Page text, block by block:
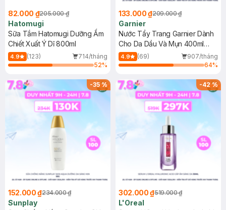
82.000 ₫205.000 ₫
Hatomugi
Sữa Tắm Hatomugi Dưỡng Ẩm
Chiết Xuất Ý Dĩ 800ml
4.9 (123)
714/tháng
52%
133.000 ₫209.000 ₫
Garnier
Nước Tẩy Trang Garnier Dành
Cho Da Dầu Và Mụn 400ml
(Mới)
4.9 (69)
907/tháng
64%
-35%
152.000 ₫234.000 ₫
Sunplay
-42%
302.000 ₫519.000 ₫
L'Oreal